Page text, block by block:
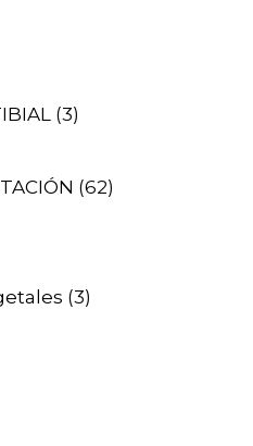
(3)
(62)
(3)